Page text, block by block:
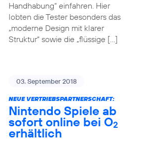
Handhabung“ einfahren. Hier
lobten die Tester besonders das
„moderne Design mit klarer
Struktur“ sowie die „flüssige […]
03. September 2018
NEUE VERTRIEBSPARTNERSCHAFT:
Nintendo Spiele ab
sofort online bei O2
erhältlich